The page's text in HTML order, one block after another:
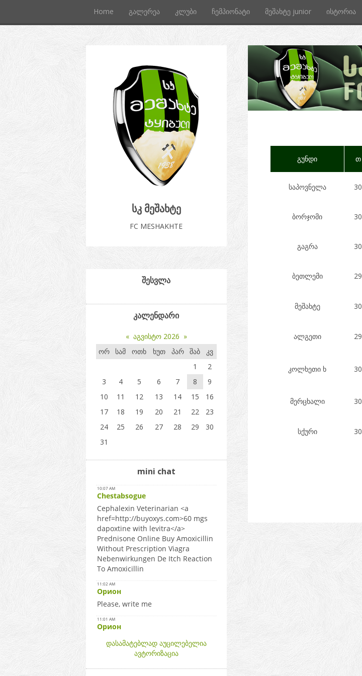
Home გალერეა კლუბი ჩემპიონატი მეშახტე junior ისტორია
სკ მეშახტე
FC MESHAKHTE
გუნდი თ
საპოვნელა 30
ბორჯომი 30
გაგრა 30
ბეთლემი 29
მეშახტე 30
ალგეთი 29
კოლხეთი ხ 30
მერცხალი 30
სქური 30
შესვლა
კალენდარი
« აგვისტო 2026 »
ორ
სამ ოთხ ხუთ პარ შაბ
კვ
1
2
3
4 5 6 7 8
9
10
11 12 13 14 15
16
17
18 19 20 21 22
23
24
25 26 27 28 29
30
31
mini chat
დასამატებლად აუცილებელია
ავტორიზაცია